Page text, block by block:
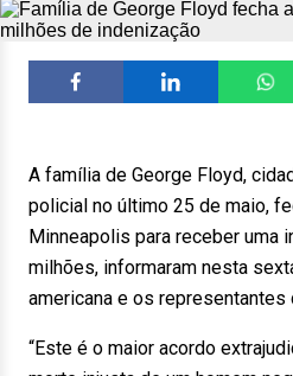
A família de George Floyd,
policial no último 25 de maio,
Minneapolis para receber uma
milhões, informaram nesta
americana e os representantes
“Este é o maior acordo